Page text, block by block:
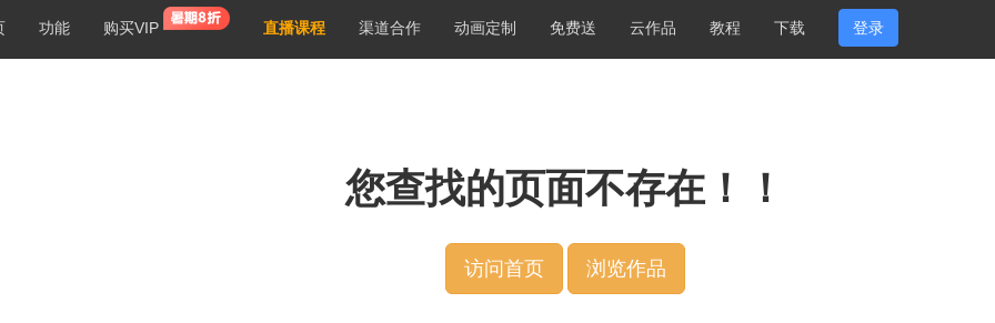
登录
功能 购买VIP 直播课程 渠道合作 动画定制 免费送 云作品 教程 下载
您查找的页面不存在！！
访问首页 浏览作品